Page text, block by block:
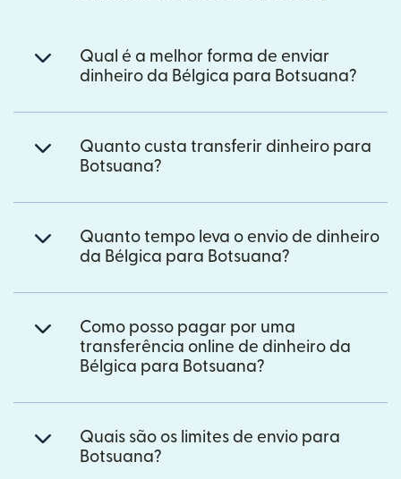
Qual é a melhor forma de enviar
dinheiro da Bélgica para Botsuana?
Quanto custa transferir dinheiro para
Botsuana?
Quanto tempo leva o envio de dinheiro
da Bélgica para Botsuana?
Como posso pagar por uma
transferência online de dinheiro da
Bélgica para Botsuana?
Quais são os limites de envio para
Botsuana?